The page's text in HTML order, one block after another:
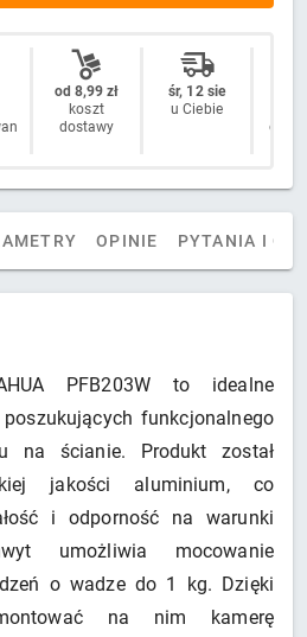
od 8,99 zł
koszt
dostawy
śr, 12 sie
u Ciebie
OPINIE PYTANIA I
PFB203W to idealne
funkcjonalnego
na ścianie. Produkt został
jakości aluminium, co
i odporność na warunki
umożliwia mocowanie
o wadze do 1 kg. Dzięki
na nim kamerę